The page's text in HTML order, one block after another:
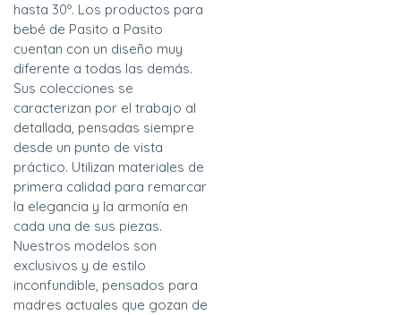
hasta 30º. Los productos para
bebé de Pasito a Pasito
cuentan con un diseño muy
diferente a todas las demás.
Sus colecciones se
caracterizan por el trabajo al
detallada, pensadas siempre
desde un punto de vista
práctico. Utilizan materiales de
primera calidad para remarcar
la elegancia y la armonía en
cada una de sus piezas.
Nuestros modelos son
exclusivos y de estilo
inconfundible, pensados para
madres actuales que gozan de